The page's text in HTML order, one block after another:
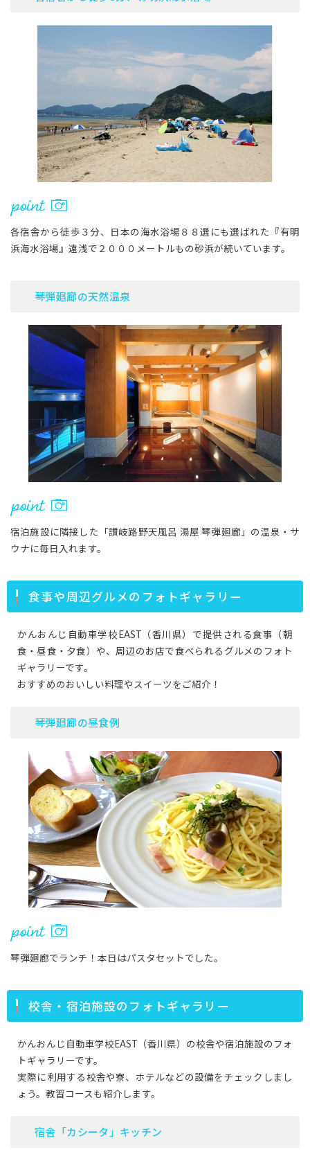
各宿舎から徒歩３分、日本の海水浴場８８選にも選ばれた『有明
浜海水浴場』遠浅で２０００メートルもの砂浜が続いています。
琴弾廻廊の天然温泉
宿泊施設に隣接した「讃岐路野天風呂 湯屋 琴弾廻廊」の温泉・サ
ウナに毎日入れます。
食事や周辺グルメのフォトギャラリー
かんおんじ自動車学校EAST（香川県）で提供される食事（朝
食・昼食・夕食）や、周辺のお店で食べられるグルメのフォト
ギャラリーです。
おすすめのおいしい料理やスイーツをご紹介！
琴弾廻廊の昼食例
琴弾廻廊でランチ！本日はパスタセットでした。
校舎・宿泊施設のフォトギャラリー
かんおんじ自動車学校EAST（香川県）の校舎や宿泊施設のフォ
トギャラリーです。
実際に利用する校舎や寮、ホテルなどの設備をチェックしまし
ょう。教習コースも紹介します。
宿舎「カシータ」キッチン